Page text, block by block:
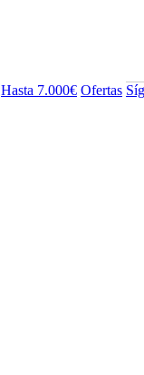
Hasta 7.000€ Ofertas